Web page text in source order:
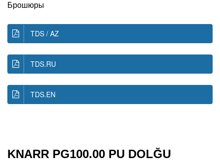
Брошюры
TDS / AZ
TDS.RU
TDS.EN
KNARR PG100.00 PU DOLĞU